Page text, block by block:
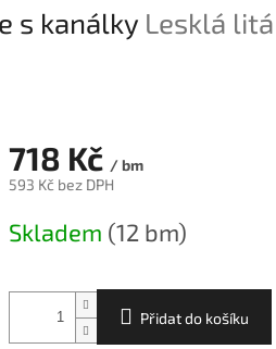
s kanálky Lesklá
718 Kč / bm
593 Kč bez DPH
cena:
Skladem (12 bm)
Přidat do košíku